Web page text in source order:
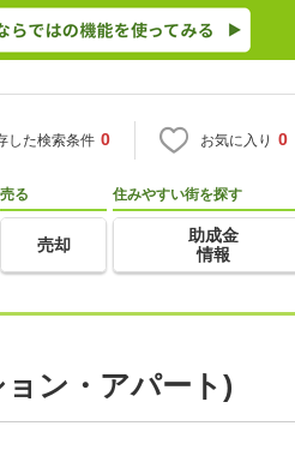
した検索条件 0 お気に入り 0
売る
売却
住みやすい街を探す
助成金
情報
ン・アパート)